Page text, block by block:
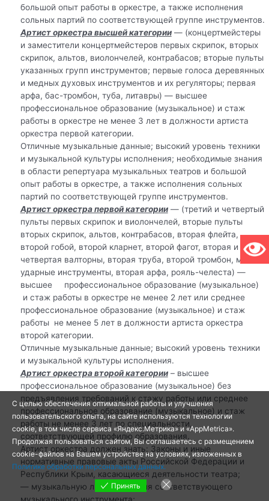
большой опыт работы в оркестре, а также исполнения
сольных партий по соответствующей группе инструментов.
Артист оркестра высшей категории— (концертмейстеры
и заместители концертмейстеров первых скрипок, вторых
скрипок, альтов, виолончелей, контрабасов; вторые пульты
указанных групп инструментов; первые голоса деревянных
и медных духовых инструментов и их регуляторы; первая
арфа, бас-тромбон, туба, литавры) — высшее
профессиональное образование (музыкальное) и стаж
работы в оркестре не менее 3 лет в должности артиста
оркестра первой категории.
Отличные музыкальные данные; высокий уровень техники
и музыкальной культуры исполнения; необходимые знания
в области репертуара музыкальных театров и большой
опыт работы в оркестре, а также исполнения сольных
партий по соответствующей группе инструментов.
Артист оркестра первой категории— (третий и четвертый
пульты первых скрипок и виолончелей, вторые пульты
вторых скрипок, альтов, контрабасов, вторая флейта,
второй гобой, второй кларнет, второй фагот, вторая и
четвертая валторны, вторая труба, второй тромбон, мелкие
ударные инструменты, вторая арфа, рояль-челеста) —
высшее профессиональное образование (музыкальное)
и стаж работы в оркестре не менее 2 лет или среднее
профессиональное образование (музыкальное) и стаж
работы не менее 5 лет в должности артиста оркестра
второй категории.
Отличные музыкальные данные; высокий уровень техники
и музыкальной культуры исполнения.
Артист оркестра второй категории– высшее
профессиональное образование (музыкальное) без
предъявления требований к стажу работы или среднее
профессиональное образование (музыкальное) и стаж
работы не менее 3 лет по специальности,
соответствующей профилю образования.
Артист оркестра должен знать: Законы и иные
нормативные правовые акты Российской Федерации и
Республики Крым, касающиеся деятельности театра;
— музыкальную литературу для соответствующего
музыкального инструмента;
С целью обеспечения оптимальной работы и улучшения
пользовательского опыта, на сайте используются технологии
cookie, в том числе сервиса «Яндекс.Метрика» и «AppMetrica».
Продолжая пользоваться сайтом, Вы соглашаетесь с размещением
cookie-файлов на Вашем устройстве на условиях, изложенных в
Политике обработки персональных данных.
Принять